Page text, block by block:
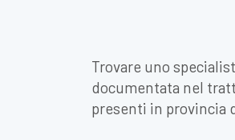
Trovare uno
documentata nel
presenti in provincia